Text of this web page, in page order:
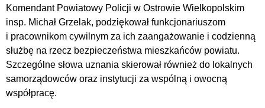
Komendant Powiatowy Policji w Ostrowie Wielkopolskim
insp. Michał Grzelak, podziękował funkcjonariuszom
i pracownikom cywilnym za ich zaangażowanie i codzienną
służbę na rzecz bezpieczeństwa mieszkańców powiatu.
Szczególne słowa uznania skierował również do lokalnych
samorządowców oraz instytucji za wspólną i owocną
współpracę.